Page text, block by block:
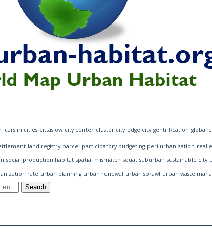
cars in cities cittàslow city center cluster city edge city gentrification global
land registry parcel participatory budgeting peri-urbanization real
social production habitat spatial mismatch squat suburban sustainable city
rate urban planning urban renewal urban sprawl urban waste
Search